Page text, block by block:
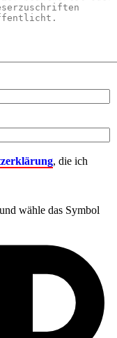
, die ich
wähle das Symbol